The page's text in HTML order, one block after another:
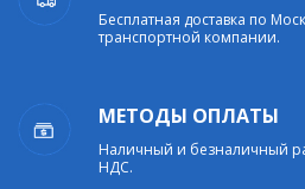
Бесплатная доставка по
транспортной компании.
МЕТОДЫ ОПЛАТЫ
Наличный и безналичный
НДС.